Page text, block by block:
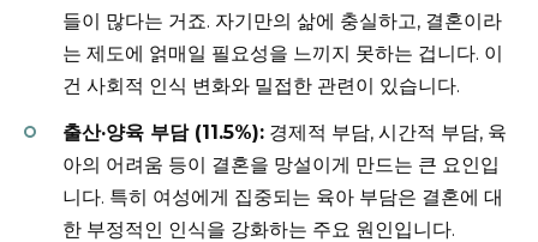
들이 많다는 거죠. 자기만의 삶에 충실하고, 결혼이라
는 제도에 얽매일 필요성을 느끼지 못하는 겁니다. 이
건 사회적 인식 변화와 밀접한 관련이 있습니다.
출산·양육 부담 (11.5%): 경제적 부담, 시간적 부담, 육
아의 어려움 등이 결혼을 망설이게 만드는 큰 요인입
니다. 특히 여성에게 집중되는 육아 부담은 결혼에 대
한 부정적인 인식을 강화하는 주요 원인입니다.